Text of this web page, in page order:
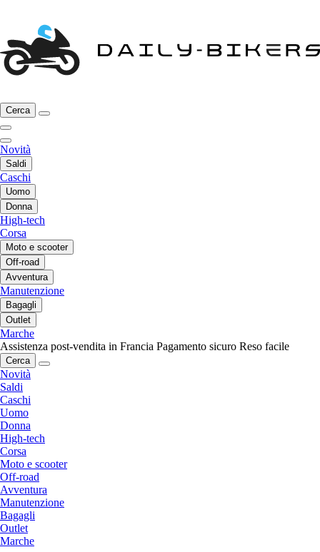
Cerca
Novità
Saldi
Caschi
Uomo
Donna
High-tech
Corsa
Moto e scooter
Off-road
Avventura
Manutenzione
Bagagli
Outlet
Marche
Assistenza post-vendita in Francia Pagamento sicuro Reso facile
Cerca
Novità
Saldi
Caschi
Uomo
Donna
High-tech
Corsa
Moto e scooter
Off-road
Avventura
Manutenzione
Bagagli
Outlet
Marche